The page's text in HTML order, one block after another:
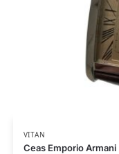
VITAN
Ceas Emporio Armani